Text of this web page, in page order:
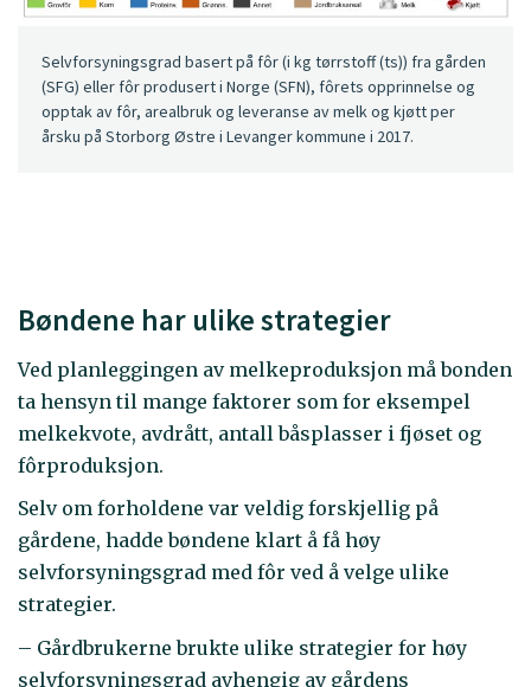
Selvforsyningsgrad basert på fôr (i kg tørrstoff (ts)) fra gården
(SFG) eller fôr produsert i Norge (SFN), fôrets opprinnelse og
opptak av fôr, arealbruk og leveranse av melk og kjøtt per
årsku på Storborg Østre i Levanger kommune i 2017.
Bøndene har ulike strategier
Ved planleggingen av melkeproduksjon må bonden
ta hensyn til mange faktorer som for eksempel
melkekvote, avdrått, antall båsplasser i fjøset og
fôrproduksjon.
Selv om forholdene var veldig forskjellig på
gårdene, hadde bøndene klart å få høy
selvforsyningsgrad med fôr ved å velge ulike
strategier.
– Gårdbrukerne brukte ulike strategier for høy
selvforsyningsgrad avhengig av gårdens